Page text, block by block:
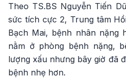
Theo TS.BS Nguyễn Tiến
sức tích cực 2, Trung tâm
Bạch Mai, bệnh nhân nặng
nằm ở phòng bệnh nặng,
lượng xấu nhưng bây giờ đã
bệnh nhẹ hơn.